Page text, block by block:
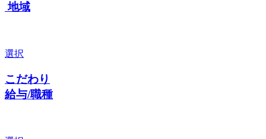
地域
選択
こだわり
給与/職種